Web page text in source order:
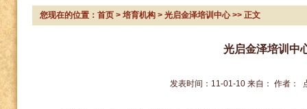
您现在的位置：首页 >培育机构 > 光启金泽培训中心>> 正文
光启金泽培训中
发表时间： 11-01-10 来自： 作者：